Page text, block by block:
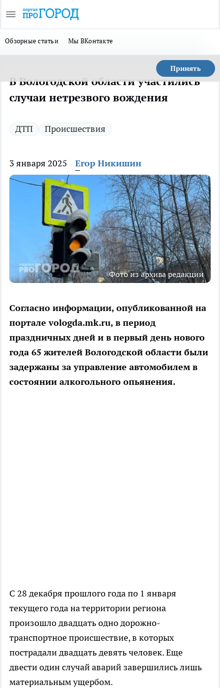
Обзорные статьи Мы ВКонтакте
Принять
В Вологодской области участились
случаи нетрезвого вождения
ДТП Происшествия
3 января 2025 Егор Никишин
Фото из архива редакции
Согласно информации, опубликованной на
портале vologda.mk.ru, в период
праздничных дней и в первый день нового
года 65 жителей Вологодской области были
задержаны за управление автомобилем в
состоянии алкогольного опьянения.
С 28 декабря прошлого года по 1 января
текущего года на территории региона
произошло двадцать одно дорожно-
транспортное происшествие, в которых
пострадали двадцать девять человек. Еще
двести один случай аварий завершились лишь
материальным ущербом.